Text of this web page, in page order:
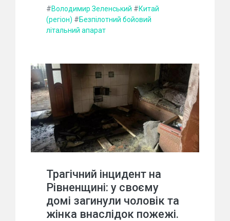
#Володимир Зеленський #Китай
(регіон) #Безпілотний бойовий
літальний апарат
Трагічний інцидент на
Рівненщині: у своєму
домі загинули чоловік та
жінка внаслідок пожежі.